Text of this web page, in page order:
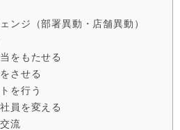
ンジ（部署異動・店舗異動）
をもたせる
させる
を行う
員を変える
流